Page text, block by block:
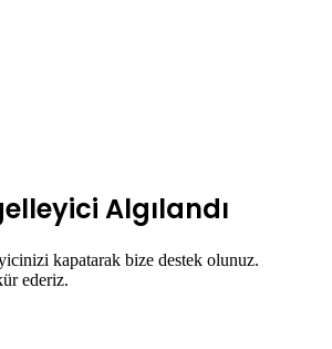
Algılandı
kapatarak bize destek olunuz.
ederiz.